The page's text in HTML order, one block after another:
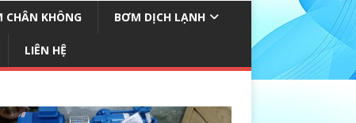
CHÂN KHÔNG BƠM DỊCH LẠNH
LIÊN HỆ